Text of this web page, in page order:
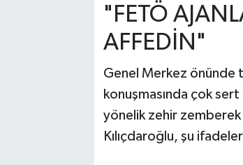
"FETÖ
AFFEDİN"
Genel Merkez önünde
konuşmasında çok
yönelik zehir
Kılıçdaroğlu, şu